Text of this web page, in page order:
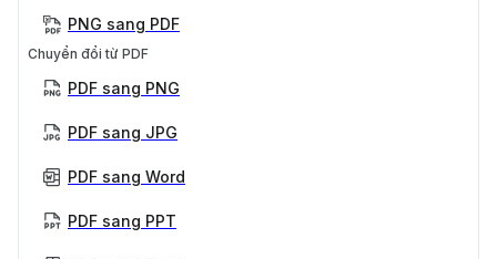
PNG sang PDF
Chuyển đổi từ PDF
PDF sang PNG
PDF sang JPG
PDF sang Word
PDF sang PPT